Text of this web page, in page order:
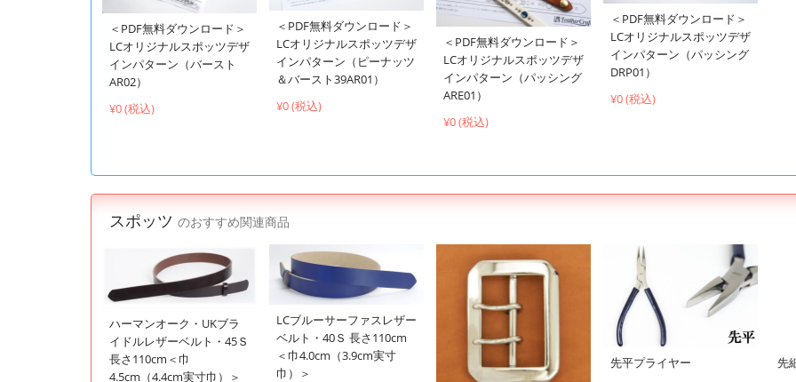
＜PDF無料ダウンロード＞
LCオリジナルスポッツデザ
インパターン（バースト
AR02）
¥0 (税込)
＜PDF無料ダウンロード＞
LCオリジナルスポッツデザ
インパターン（ピーナッツ
＆バースト39AR01）
¥0 (税込)
＜PDF無料ダウンロード＞
LCオリジナルスポッツデザ
インパターン（パッシング
ARE01）
¥0 (税込)
＜PDF無料ダウンロード＞
LCオリジナルスポッツデザ
インパターン（パッシング
DRP01）
¥0 (税込)
スポッツ のおすすめ関連商品
ハーマンオーク・UKブラ
イドルレザーベルト・45Ｓ
長さ110cm＜巾
4.5cm（4.4cm実寸巾）＞
LCブルーサーファスレザー
ベルト・40Ｓ 長さ110cm
＜巾4.0cm（3.9cm実寸
巾）＞
先平プライヤー
先